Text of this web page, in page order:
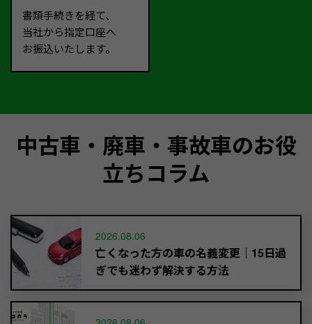
書類手続きを経て、
当社から指定口座へ
お振込いたします。
中古車・廃車・事故車のお役
立ちコラム
2026.08.06
亡くなった方の車の名義変更｜15日過
ぎでも迷わず解決する方法